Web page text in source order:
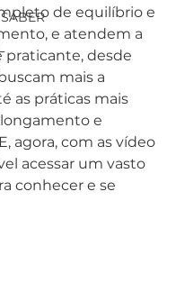
de equilíbrio e
e atendem a
desde
mais a
as práticas mais
e
agora, com as vídeo
acessar um vasto
conhecer e se